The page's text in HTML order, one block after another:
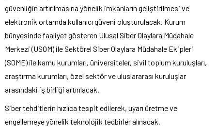
güvenliğin artırılmasına yönelik imkanların geliştirilmesi ve
elektronik ortamda kullanıcı güveni oluşturulacak. Kurum
bünyesinde faaliyet gösteren Ulusal Siber Olaylara Müdahale
Merkezi (USOM) ile Sektörel Siber Olaylara Müdahale Ekipleri
(SOME) ile kamu kurumları, üniversiteler, sivil toplum kuruluşları,
araştırma kurumları, özel sektör ve uluslararası kuruluşlar
arasındaki iş birliği artırılacak.
Siber tehditlerin hızlıca tespit edilerek, uyarı üretme ve
engellemeye yönelik teknolojik tedbirler alınacak.